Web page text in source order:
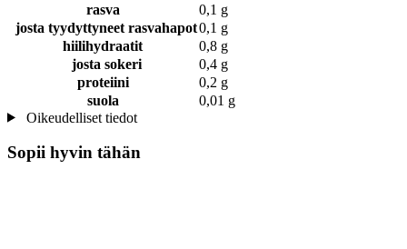
rasva
0,1 g
josta tyydyttyneet rasvahapot0,1 g
hiilihydraatit
0,8 g
josta sokeri
0,4 g
proteiini
0,2 g
suola
0,01 g
Oikeudelliset tiedot
Sopii hyvin tähän